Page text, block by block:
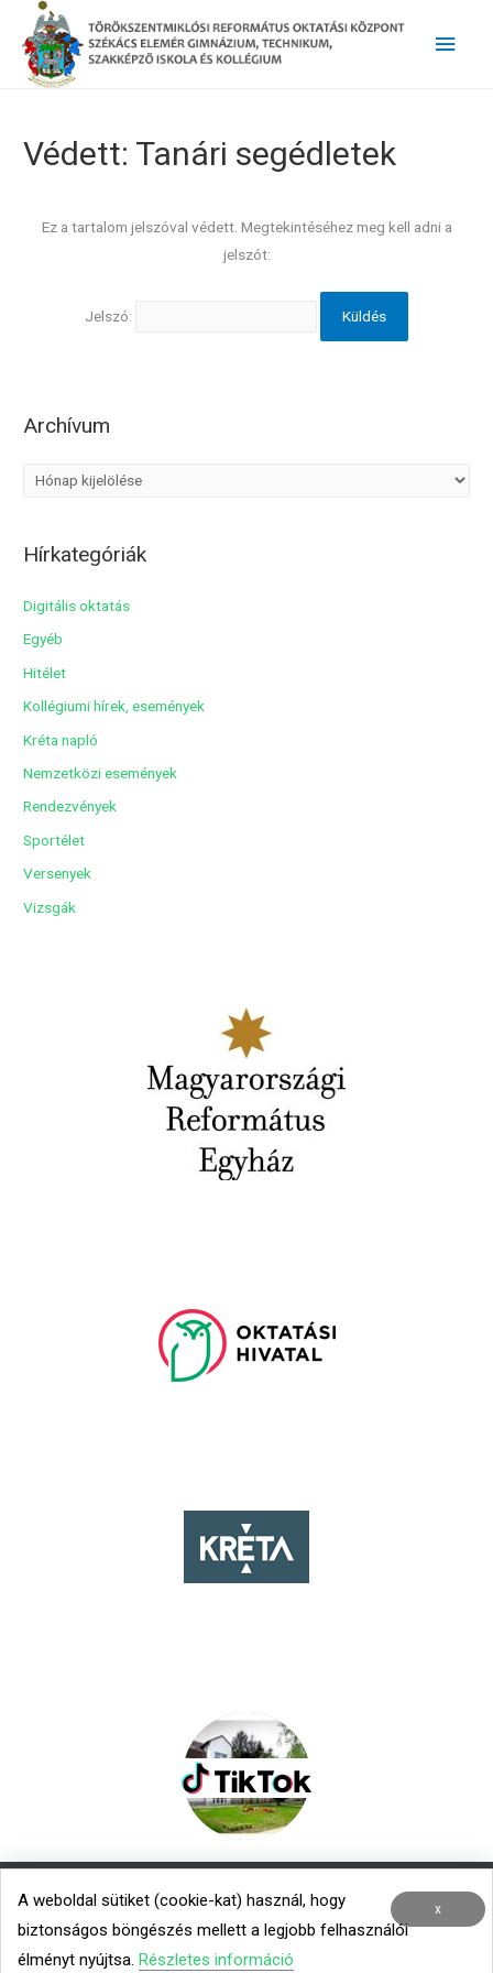
Main
Védett: Tanári segédletek
Ez a tartalom jelszóval védett. Megtekintéséhez meg kell adni a
jelszót:
Jelszó:
Archívum
h
m
Hírkategóriák
Digitális oktatás
Egyéb
Hitélet
Kollégiumi hírek, események
Kréta napló
Nemzetközi események
Rendezvények
Sportélet
Versenyek
Vizsgák
Nemzetközi kapcsolatok | Menza – Heti étlap x
A weboldal sütiket (cookie-kat) használ, hogy
biztonságos böngészés mellett a legjobb felhasználói
élményt nyújtsa. Részletes információ